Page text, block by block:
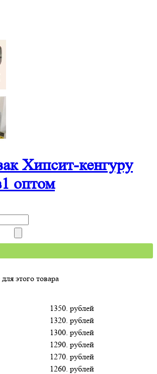
Хипсит-кенгуру
оптом
этого товара
1350. рублей
1320. рублей
1300. рублей
1290. рублей
1270. рублей
1260. рублей